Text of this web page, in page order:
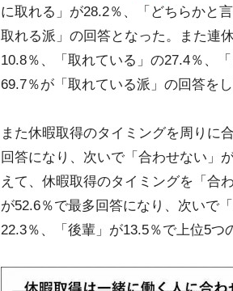
に取れる」が28.2％、「どちらかと
取れる派」の回答となった。また連
10.8％、「取れている」の27.4％、
69.7％が「取れている派」の回答をし
また休暇取得のタイミングを周りに
回答になり、次いで「合わせない」
えて、休暇取得のタイミングを「合
が52.6％で最多回答になり、次いで
22.3％、「後輩」が13.5％で上位5つ